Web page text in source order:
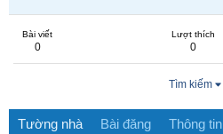
Bài viết
0
Lượt thích
0
Tìm kiếm
Tường nhà Bài đăng Thông tin